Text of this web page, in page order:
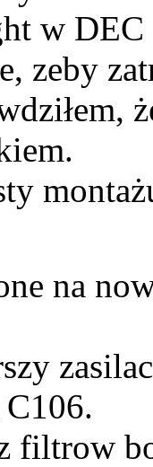
w
zeby
na
filtrow